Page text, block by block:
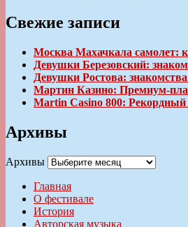
Свежие записи
Москва Махачкала самолет:
Девушки Березовский:
Девушки Ростова:
Мартин Казино: Премиум-
Martin Casino 800:
Архивы
Архивы
Главная
О фестивале
История
Авторская музыка